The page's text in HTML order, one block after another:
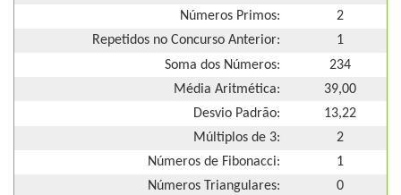
Números Primos:
2
Repetidos no Concurso Anterior:
1
Soma dos Números:
234
Média Aritmética:
39,00
Desvio Padrão:
13,22
Múltiplos de 3:
2
Números de Fibonacci:
1
Números Triangulares:
0